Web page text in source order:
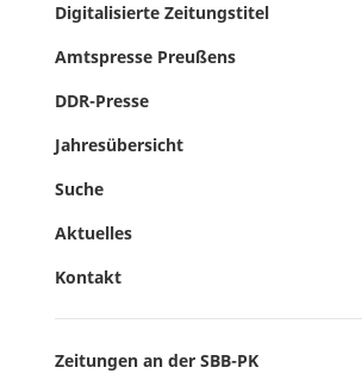
Digitalisierte Zeitungstitel
Amtspresse Preußens
DDR-Presse
Jahresübersicht
Suche
Aktuelles
Kontakt
Zeitungen an der SBB-PK